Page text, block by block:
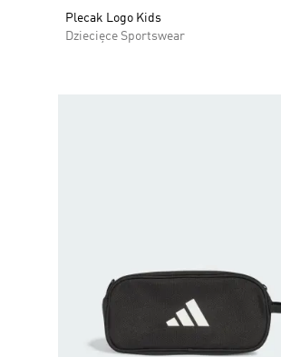
Plecak Logo Kids
Dziecięce Sportswear